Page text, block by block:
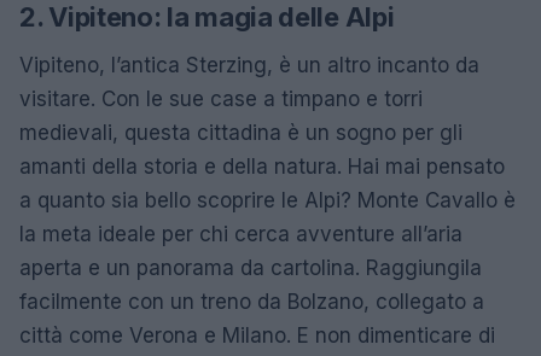
2. Vipiteno: la magia delle Alpi
Vipiteno, l’antica Sterzing, è un altro incanto da
visitare. Con le sue case a timpano e torri
medievali, questa cittadina è un sogno per gli
amanti della storia e della natura. Hai mai pensato
a quanto sia bello scoprire le Alpi? Monte Cavallo è
la meta ideale per chi cerca avventure all’aria
aperta e un panorama da cartolina. Raggiungila
facilmente con un treno da Bolzano, collegato a
città come Verona e Milano. E non dimenticare di